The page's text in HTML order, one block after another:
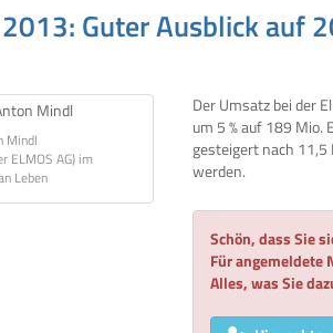
Guter Ausblick auf
Mindl
ELMOS AG) im
Leben
Der Umsatz bei der
um 5 % auf 189 Mio.
gesteigert nach 11,5
werden.
Schön, dass Sie
Für angemeldete
Alles, was Sie